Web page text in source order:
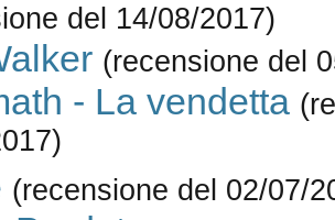
del 14/08/2017)
(recensione del
- La vendetta
(recensione del 02/07/